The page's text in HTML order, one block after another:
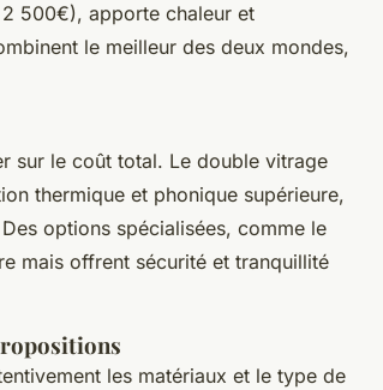
500€), apporte chaleur et
le meilleur des deux mondes,
sur le coût total. Le double vitrage
thermique et phonique supérieure,
options spécialisées, comme le
mais offrent sécurité et tranquillité
les matériaux et le type de